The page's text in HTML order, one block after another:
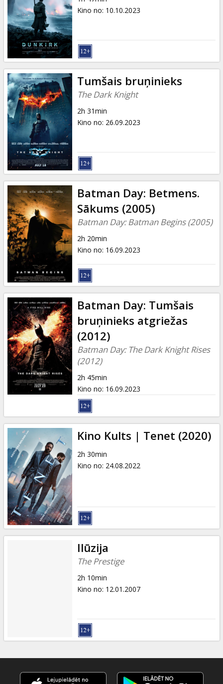
Kino no: 10.10.2023
Tumšais bruņinieks
The Dark Knight
2h 31min
Kino no: 26.09.2023
Batman Day: Betmens.
Sākums (2005)
Batman Day: Batman Begins (2005)
2h 20min
Kino no: 16.09.2023
Batman Day: Tumšais
bruņinieks atgriežas
(2012)
Batman Day: The Dark Knight Rises
(2012)
2h 45min
Kino no: 16.09.2023
Kino Kults | Tenet (2020)
2h 30min
Kino no: 24.08.2022
Ilūzija
The Prestige
2h 10min
Kino no: 12.01.2007